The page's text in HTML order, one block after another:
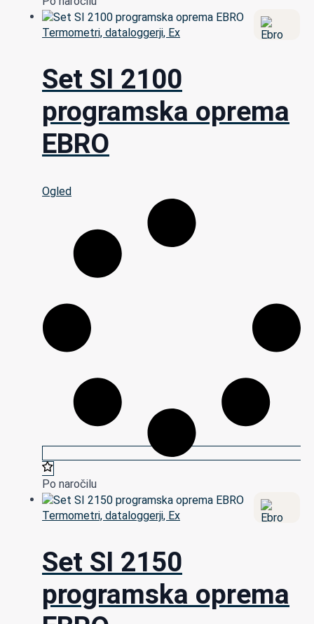
Termometri, dataloggerji, Ex
Set SI 2100
programska oprema
EBRO
Ogled
Po naročilu
Termometri, dataloggerji, Ex
Set SI 2150
programska oprema